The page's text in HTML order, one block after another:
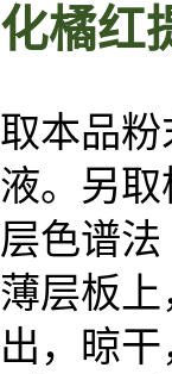
化橘红
取本品
液。另
层色谱
薄层板
出，晾